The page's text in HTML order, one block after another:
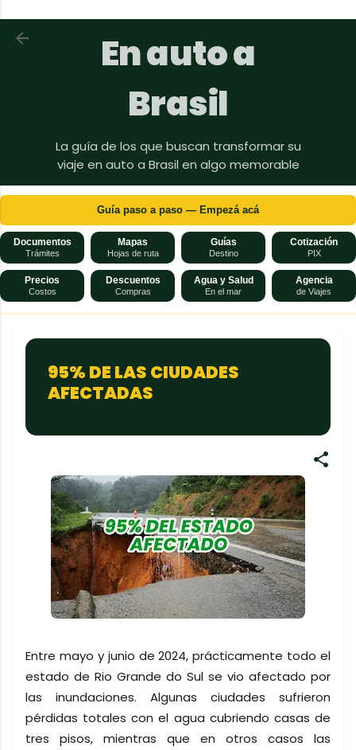
Ir al contenido principal
En auto a
Brasil
La guía de los que buscan transformar su
viaje en auto a Brasil en algo memorable
Guía paso a paso — Empezá acá
Documentos
Trámites
Mapas
Hojas de ruta
Guías
Destino
Cotización
PIX
Precios
Costos
Descuentos
Compras
Agua y Salud
En el mar
Agencia
de Viajes
95% DE LAS CIUDADES
AFECTADAS
Entre mayo y junio de 2024, prácticamente todo el
estado de Rio Grande do Sul se vio afectado por
las inundaciones. Algunas ciudades sufrieron
pérdidas totales con el agua cubriendo casas de
tres pisos, mientras que en otros casos las